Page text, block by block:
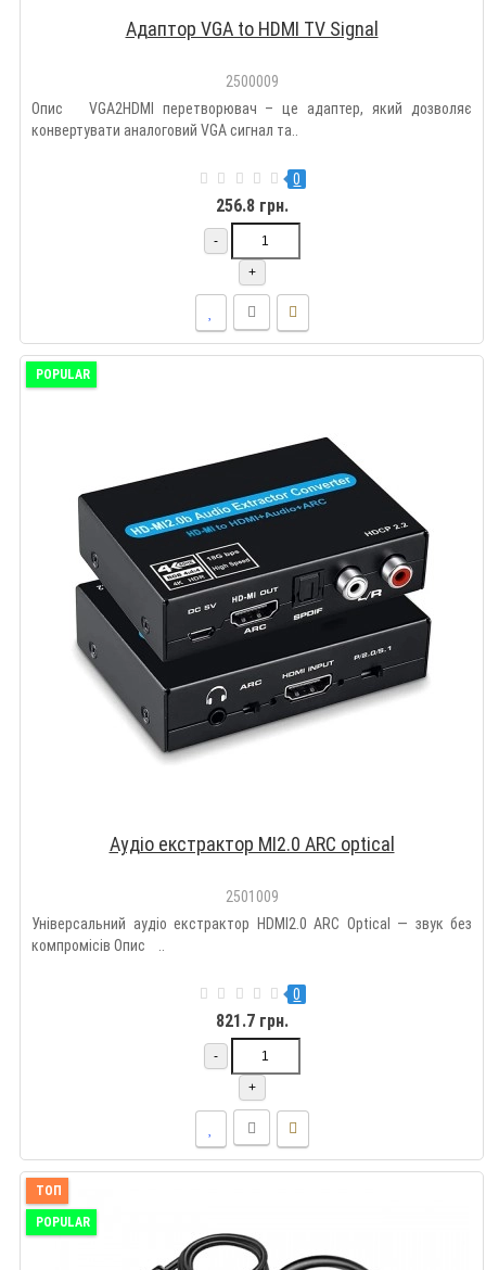
Адаптор VGA to HDMI TV Signal
2500009
Опис VGA2HDMI перетворювач – це адаптер, який дозволяє
конвертувати аналоговий VGA сигнал та..
0
256.8 грн.
-
+
POPULAR
Аудіо екстрактор MI2.0 ARC optical
2501009
Універсальний аудіо екстрактор HDMI2.0 ARC Optical — звук без
компромісів Опис ..
0
821.7 грн.
-
+
ТОП
POPULAR